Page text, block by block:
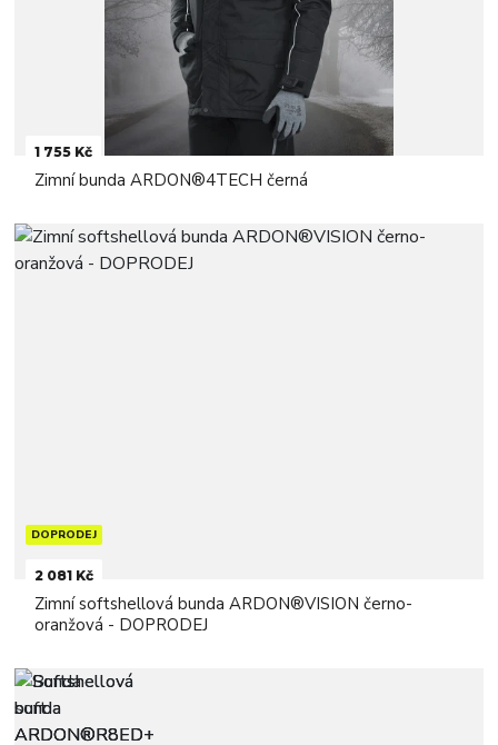
1 755 Kč
Zimní bunda ARDON®4TECH černá
DOPRODEJ
2 081 Kč
Zimní softshellová bunda ARDON®VISION černo-
oranžová - DOPRODEJ